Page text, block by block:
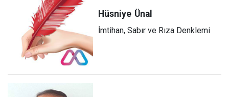
Hüsniye Ünal
İmtihan, Sabır ve Rıza Denklemi